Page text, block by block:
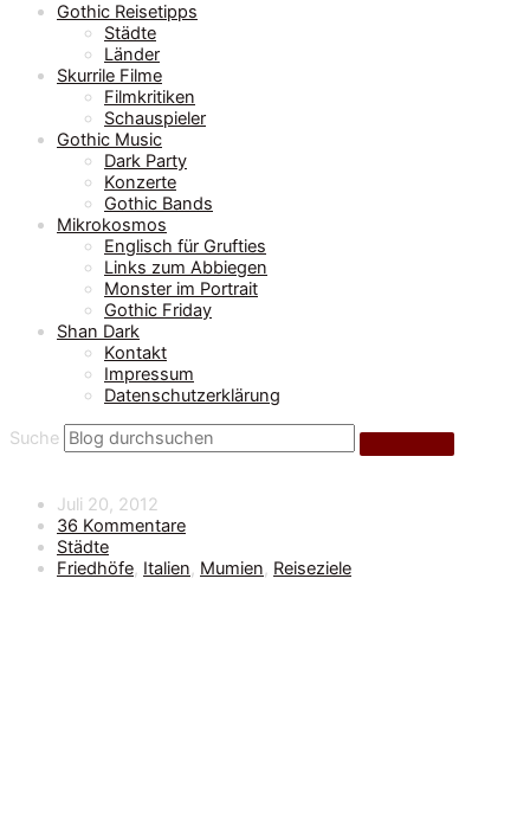
Gothic Reisetipps
Städte
Länder
Skurrile Filme
Filmkritiken
Schauspieler
Gothic Music
Dark Party
Konzerte
Gothic Bands
Mikrokosmos
Englisch für Grufties
Links zum Abbiegen
Monster im Portrait
Gothic Friday
Shan Dark
Kontakt
Impressum
Datenschutzerklärung
Suche
Juli 20, 2012
36 Kommentare
Städte
Friedhöfe, Italien, Mumien, Reiseziele